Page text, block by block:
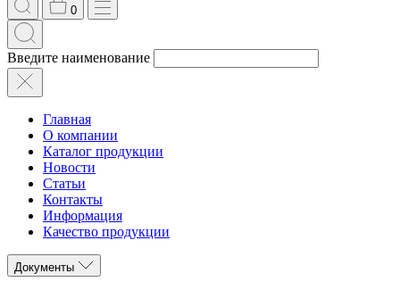
0
Введите наименование
Главная
О компании
Каталог продукции
Новости
Статьи
Контакты
Информация
Качество продукции
Документы